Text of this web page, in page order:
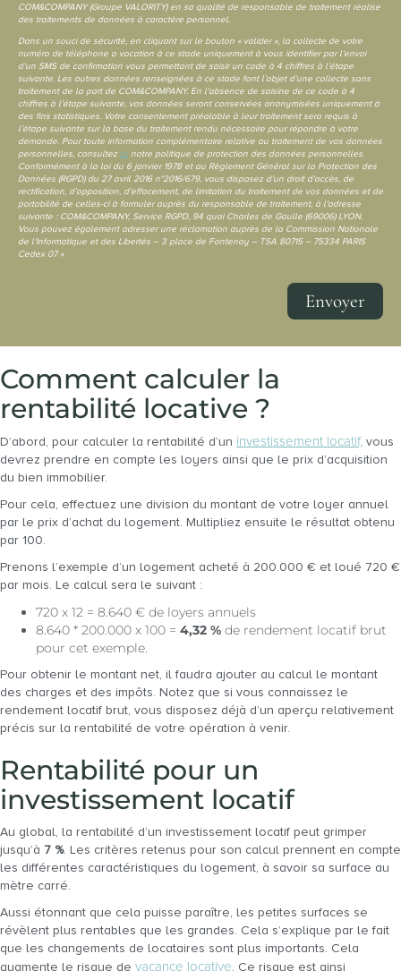
COM&COMPANY (Groupe VALORITY) en sa qualité de responsable de traitement réalise
des traitements de données à caractère personnel.
Dans un souci de sécurité, en cliquant sur le bouton « valider », la collecte de votre
numéro de téléphone a vocation à ce stade uniquement à vous identifier par l’envoi
d’un SMS de confirmation vous permettant de saisir un code à 4 chiffres à l’étape
suivante. Les autres données renseignées à ce stade font l’objet d’une collecte sans
traitement de la part de COM&COMPANY. En l’absence de saisine de ce code à 4
chiffres à l’étape suivante, vos données seront conservées anonymisées uniquement à
des fins statistiques. Votre consentement préalable à leur traitement sera requis à
l’étape suivante sur la base du traitement rendu nécessaire pour répondre à votre
demande. Pour toute information complémentaire relative au traitement de vos données
personnelles, consultez icinotre politique de protection des données personnelles.
Conformément à la loi du 6 janvier 1978 et au Règlement Général sur la Protection des
Données (RGPD) du 27 avril 2016 n°2016/679, vous disposez d’un droit d’accès, de
rectification, d’opposition, d’effacement, de limitation du traitement de vos données et de
portabilité de celles-ci à formuler auprès du responsable de traitement, à l’adresse
suivante : COM&COMPANY, Service RGPD, 94 quai Charles de Gaulle (69006) LYON.
Vous pouvez également adresser une réclamation auprès de la Commission Nationale
de l’Informatique et des Libertés – 3 place de Fontenoy – TSA 80715 – 75334 PARIS
Cedex 07 »
Envoyer
Comment calculer la
rentabilité locative ?
D’abord, pour calculer la rentabilité d’un investissement locatif, vous
devrez prendre en compte les loyers ainsi que le prix d’acquisition
du bien immobilier.
Pour cela, effectuez une division du montant de votre loyer annuel
par le prix d’achat du logement. Multipliez ensuite le résultat obtenu
par 100.
Prenons l’exemple d’un logement acheté à 200.000 € et loué 720 €
par mois. Le calcul sera le suivant :
720 x 12 = 8.640 € de loyers annuels
8.640 * 200.000 x 100 = 4,32 % de rendement locatif brut
pour cet exemple.
Pour obtenir le montant net, il faudra ajouter au calcul le montant
des charges et des impôts. Notez que si vous connaissez le
rendement locatif brut, vous disposez déjà d’un aperçu relativement
précis sur la rentabilité de votre opération à venir.
Rentabilité pour un
investissement locatif
Au global, la rentabilité d’un investissement locatif peut grimper
jusqu’à 7 %. Les critères retenus pour son calcul prennent en compte
les différentes caractéristiques du logement, à savoir sa surface au
mètre carré.
Aussi étonnant que cela puisse paraître, les petites surfaces se
révèlent plus rentables que les grandes. Cela s’explique par le fait
que les changements de locataires sont plus importants. Cela
augmente le risque de vacance locative. Ce risque est ainsi